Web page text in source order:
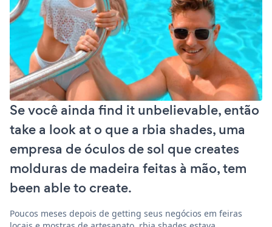
Se você ainda find it unbelievable, então
take a look at o que a rbia shades, uma
empresa de óculos de sol que creates
molduras de madeira feitas à mão, tem
been able to create.
Poucos meses depois de getting seus negócios em feiras